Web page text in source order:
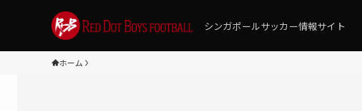
シンガポールサッカー情報サイト
ホーム